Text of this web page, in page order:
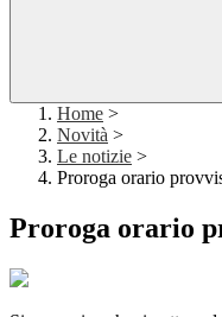
Home >
Novità >
Le notizie >
Proroga orario
Proroga orario